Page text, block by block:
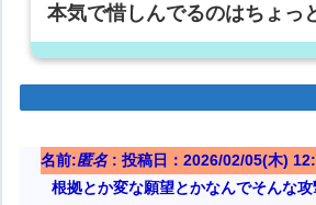
本気で惜しんでるのはちょっ
名前:匿名: 投稿日：2026/02/05(木)
根拠とか変な願望とかなんでそんな